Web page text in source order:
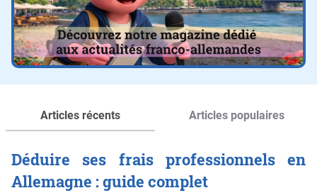
Articles récents Articles populaires
Déduire ses frais professionnels en
Allemagne : guide complet